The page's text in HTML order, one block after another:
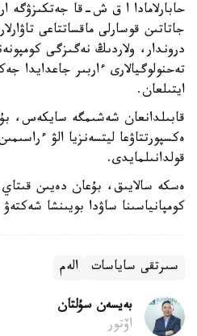
حابارلامادا ا ق ش-قا جەتكىزۋگە
جاتاتىن قوسارلى ماقساتتاعى
دروندار، ولاردىڭ نەگىزگى
تەحنولوگيالارى ءاربىر جاعدايدا
ايتىلعان.
قابىلدانعان شەشىمگە سايكەس،
ەكسپورتتاۋعا ليتسەنزيا الۋ
قولدانىلمايدى.
كومپانياسىنا ساۋدا بويىنشا
سىرتقى ساياسات الەم
بەيسەن سۇلتان
اۆتور